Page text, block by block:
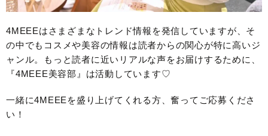
4MEEEはさまざまなトレンド情報を発信していますが、そ
の中でもコスメや美容の情報は読者からの関心が特に高いジ
ャンル。もっと読者に近いリアルな声をお届けするために、
『4MEEE美容部』は活動しています♡
一緒に4MEEEを盛り上げてくれる方、奮ってご応募くださ
い！